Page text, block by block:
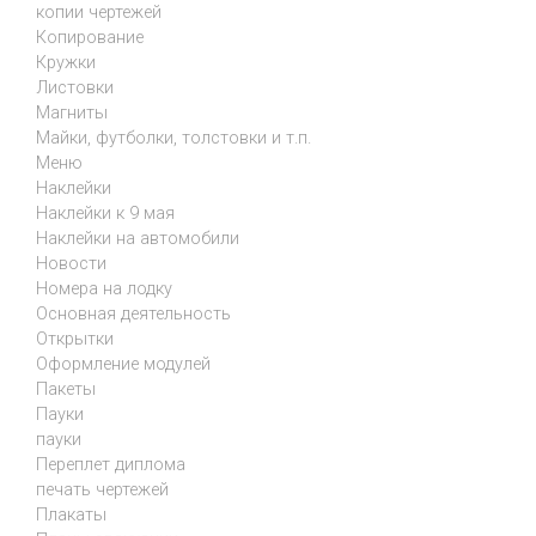
копии чертежей
Копирование
Кружки
Листовки
Магниты
Майки, футболки, толстовки и т.п.
Меню
Наклейки
Наклейки к 9 мая
Наклейки на автомобили
Новости
Номера на лодку
Основная деятельность
Открытки
Оформление модулей
Пакеты
Пауки
пауки
Переплет диплома
печать чертежей
Плакаты